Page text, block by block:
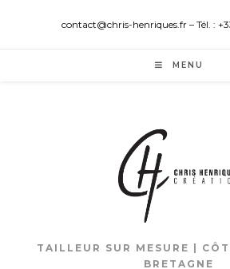
contact@chris-henriques.fr – Tél. :
MENU
TAILLEUR SUR MESURE |
BRETAGNE